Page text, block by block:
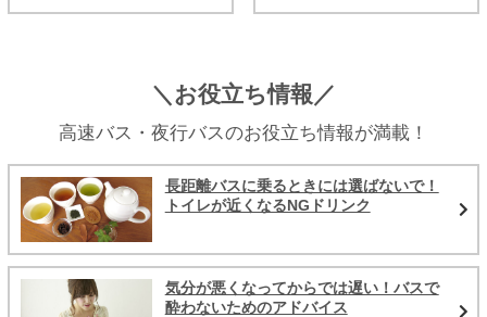
＼お役立ち情報／
高速バス・夜行バスのお役立ち情報が満載！
長距離バスに乗るときには選ばないで！
トイレが近くなるNGドリンク
気分が悪くなってからでは遅い！バスで
酔わないためのアドバイス